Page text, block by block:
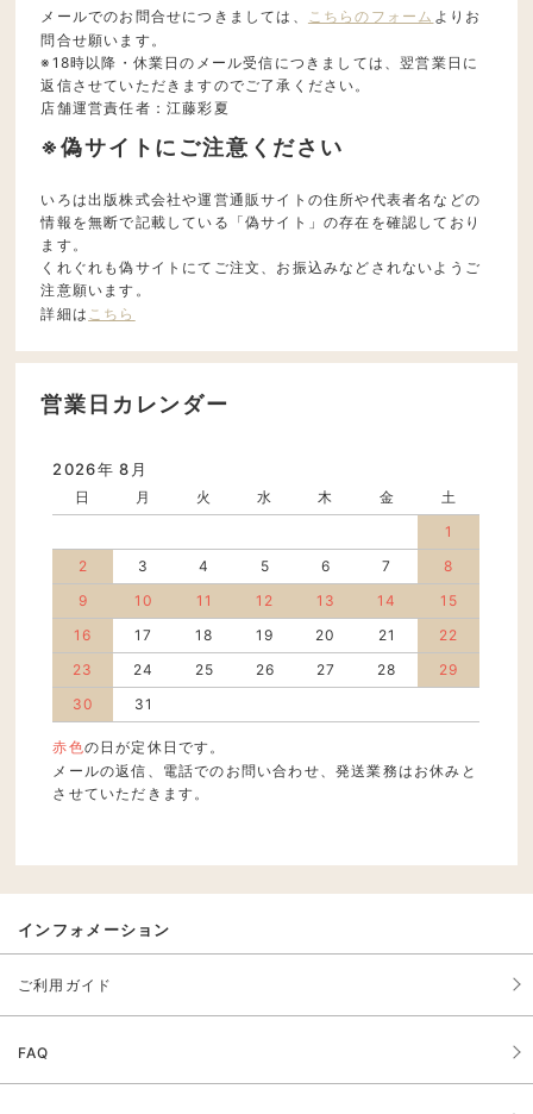
メールでのお問合せにつきましては、 こちらのフォーム よりお
問合せ願います。
※18時以降・休業日のメール受信につきましては、翌営業日に
返信させていただきますのでご了承ください。
店舗運営責任者：江藤彩夏
※偽サイトにご注意ください
いろは出版株式会社や運営通販サイトの住所や代表者名などの
情報を無断で記載している「偽サイト」の存在を確認しており
ます。
くれぐれも偽サイトにてご注文、お振込みなどされないようご
注意願います。
詳細は こちら
営業日カレンダー
2026年 8月
日 月 火 水 木 金
土
1
2
3 4 5 6 7
8
9
10 11 12 13 14
15
16
17 18 19 20 21
22
23
24 25 26 27 28
29
30
31
赤色の日が定休日です。
メールの返信、電話でのお問い合わせ、発送業務はお休みと
させていただきます。
インフォメーション
ご利用ガイド
FAQ